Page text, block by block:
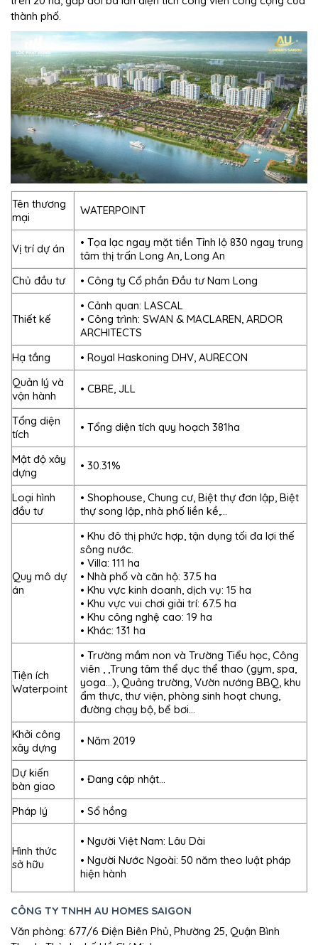
thành phố.
Tên thương
mại
WATERPOINT
Vị trí dự án
• Tọa lạc ngay mặt tiền Tỉnh lộ 830 ngay trung
tâm thị trấn Long An, Long An
Chủ đầu tư
• Công ty Cổ phần Đầu tư Nam Long
Thiết kế
• Cảnh quan: LASCAL
• Công trình: SWAN & MACLAREN, ARDOR
ARCHITECTS
Hạ tầng
• Royal Haskoning DHV, AURECON
Quản lý và
vận hành
• CBRE, JLL
Tổng diện
tích
• Tổng diện tích quy hoạch 381ha
Mật độ xây
dựng
• 30.31%
Loại hình
đầu tư
• Shophouse, Chung cư, Biệt thự đơn lập, Biệt
thự song lập, nhà phố liền kề,…
Quy mô dự
án
• Khu đô thị phức hợp, tận dụng tối đa lợi thế
sông nước.
• Villa: 111 ha
• Nhà phố và căn hộ: 37.5 ha
• Khu vực kinh doanh, dịch vụ: 15 ha
• Khu vực vui chơi giải trí: 67.5 ha
• Khu công nghệ cao: 19 ha
• Khác: 131 ha
Tiện ích
Waterpoint
• Trường mầm non và Trường Tiểu học, Công
viên , ,Trung tâm thể dục thể thao (gym, spa,
yoga…), Quảng trường, Vườn nướng BBQ, khu
ẩm thực, thư viện, phòng sinh hoạt chung,
đường chạy bộ, bể bơi…
Khởi công
xây dựng
• Năm 2019
Dự kiến
bàn giao
• Đang cập nhật…
Pháp lý • Sổ hồng
Hình thức
sở hữu
• Người Việt Nam: Lâu Dài
• Người Nước Ngoài: 50 năm theo luật pháp
hiện hành
CÔNG TY TNHH AU HOMES SAIGON
Văn phòng: 677/6 Điện Biên Phủ, Phường 25, Quận Bình